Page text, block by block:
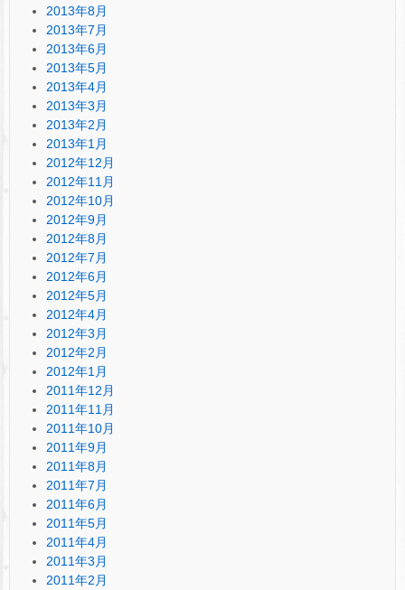
2013年8月
2013年7月
2013年6月
2013年5月
2013年4月
2013年3月
2013年2月
2013年1月
2012年12月
2012年11月
2012年10月
2012年9月
2012年8月
2012年7月
2012年6月
2012年5月
2012年4月
2012年3月
2012年2月
2012年1月
2011年12月
2011年11月
2011年10月
2011年9月
2011年8月
2011年7月
2011年6月
2011年5月
2011年4月
2011年3月
2011年2月